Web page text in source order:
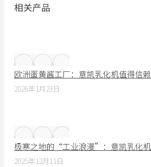
相关产品
欧洲蛋黄酱工厂：意凯乳化机值得信
2026年1月23日
极寒之地的“工业浪漫”：意凯乳化
2025年12月11日